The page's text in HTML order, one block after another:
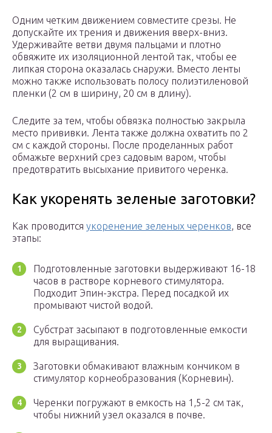
Одним четким движением совместите срезы. Не
допускайте их трения и движения вверх-вниз.
Удерживайте ветви двумя пальцами и плотно
обвяжите их изоляционной лентой так, чтобы ее
липкая сторона оказалась снаружи. Вместо ленты
можно также использовать полосу полиэтиленовой
пленки (2 см в ширину, 20 см в длину).
Следите за тем, чтобы обвязка полностью закрыла
место прививки. Лента также должна охватить по 2
см с каждой стороны. После проделанных работ
обмажьте верхний срез садовым варом, чтобы
предотвратить высыхание привитого черенка.
Как укоренять зеленые заготовки?
Как проводится укоренение зеленых черенков, все
этапы:
Подготовленные заготовки выдерживают 16-18
часов в растворе корневого стимулятора.
Подходит Эпин-экстра. Перед посадкой их
промывают чистой водой.
Субстрат засыпают в подготовленные емкости
для выращивания.
Заготовки обмакивают влажным кончиком в
стимулятор корнеобразования (Корневин).
Черенки погружают в емкость на 1,5-2 см так,
чтобы нижний узел оказался в почве.